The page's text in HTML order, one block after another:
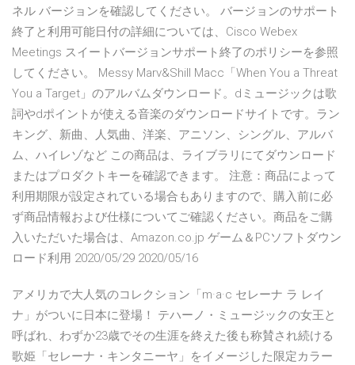
ネル バージョンを確認してください。 バージョンのサポート
終了と利用可能日付の詳細については、Cisco Webex
Meetings スイートバージョンサポート終了のポリシーを参照
してください。 Messy Marv&Shill Macc「When You a Threat
You a Target」のアルバムダウンロード。dミュージックは歌
詞やdポイントが使える音楽のダウンロードサイトです。ラン
キング、新曲、人気曲、洋楽、アニソン、シングル、アルバ
ム、ハイレゾなど この商品は、ライブラリにてダウンロード
またはプロダクトキーを確認できます。 注意：商品によって
利用期限が設定されている場合もありますので、購入前に必
ず商品情報および仕様についてご確認ください。商品をご購
入いただいた場合は、Amazon.co.jp ゲーム＆PCソフトダウン
ロード利用 2020/05/29 2020/05/16
アメリカで大人気のコレクション「m·a·c セレーナ ラ レイ
ナ」がついに日本に登場！ テハーノ・ミュージックの女王と
呼ばれ、わずか23歳でその生涯を終えた後も称賛され続ける
歌姫「セレーナ・キンタニーヤ」をイメージした限定カラー